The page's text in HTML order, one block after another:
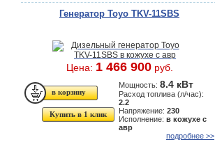
Генератор Toyo TKV-11SBS
Цена: 1 466 900руб.
Купить в 1 клик
Мощность: 8.4 кВт
Расход топлива (л/час):
2.2
Напряжение: 230
Исполнение: в кожухе с
авр
подробнее >>